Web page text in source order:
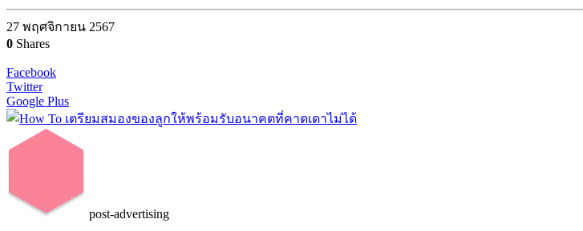
27 พฤศจิกายน 2567
0 Shares
Facebook
Twitter
Google Plus
post-advertising